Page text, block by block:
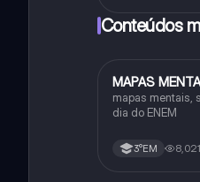
Conteúdos
Português
MAPAS
mapas mentais,
dia do ENEM
3°EM 8,021